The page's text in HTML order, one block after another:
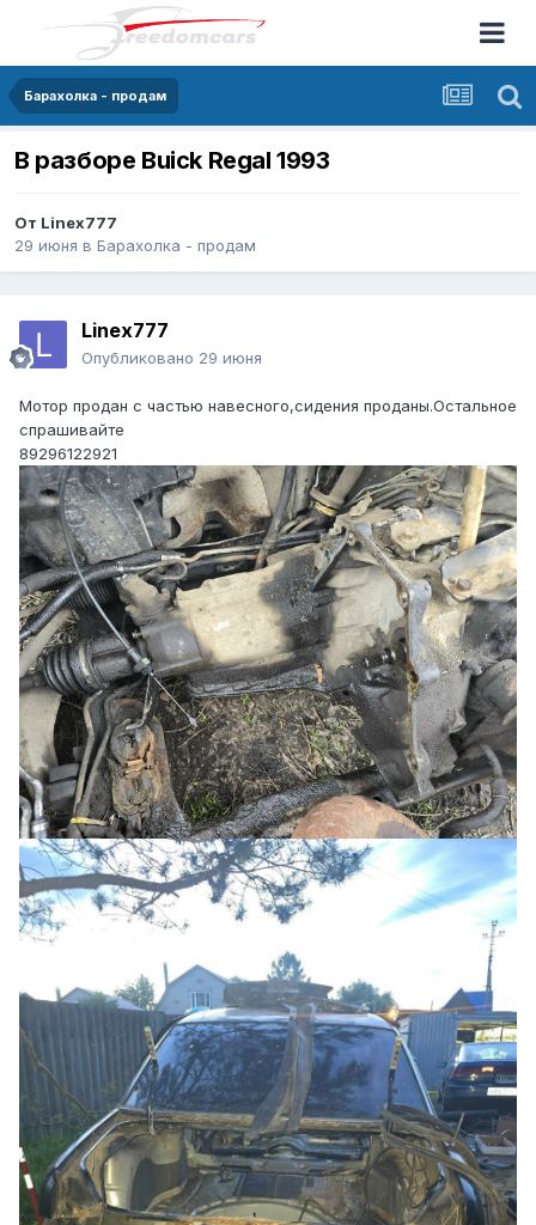
Барахолка - продам
В разборе Buick Regal 1993
От Linex777
29 июня в Барахолка - продам
Linex777
Опубликовано 29 июня
Мотор продан с частью навесного,сидения проданы.Остальное
спрашивайте
89296122921